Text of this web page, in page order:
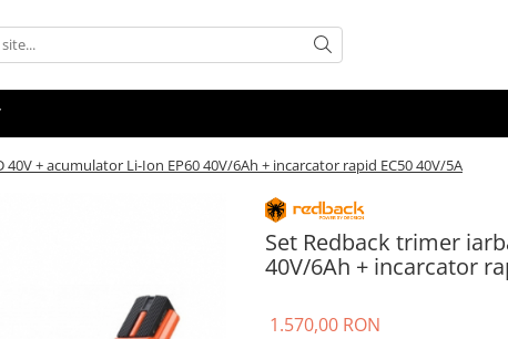
+ acumulator Li-Ion EP60 40V/6Ah + incarcator rapid EC50 40V/5A
Set Redback trimer
40V/6Ah + incarcator
1.570,00 RON